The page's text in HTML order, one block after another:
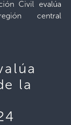
Civil evalúa
central
la